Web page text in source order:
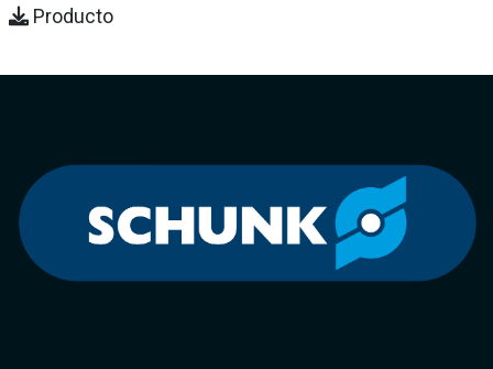
Producto